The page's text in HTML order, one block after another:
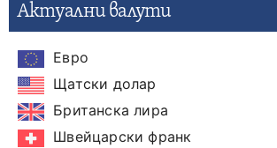
Актуални валути
Евро
Щатски долар
Британска лира
Швейцарски франк